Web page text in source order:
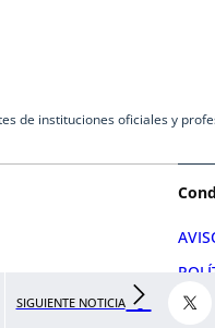
SIGUIENTE NOTICIA
de instituciones oficiales y